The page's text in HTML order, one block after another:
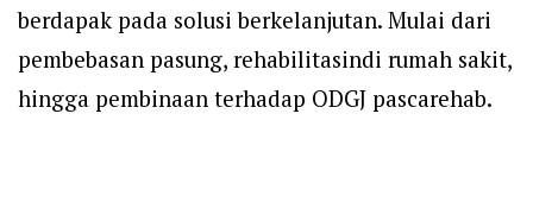
berdapak pada solusi berkelanjutan. Mulai dari
pembebasan pasung, rehabilitasindi rumah sakit,
hingga pembinaan terhadap ODGJ pascarehab.